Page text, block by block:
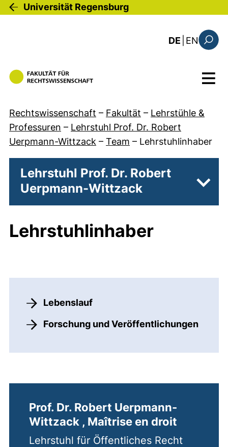
Direkt zum Inhalt
Universität Regensburg
DE EN: this
Menü
Rechtswissenschaft – Fakultät – Lehrstühle &
Professuren – Lehrstuhl Prof. Dr. Robert
Uerpmann-Wittzack – Team – Lehrstuhlinhaber
Lehrstuhl Prof. Dr. Robert
Uerpmann-Wittzack
Lehrstuhlinhaber
Lebenslauf
Forschung und Veröffentlichungen
Prof. Dr. Robert Uerpmann-
Wittzack , Maîtrise en droit
Lehrstuhl für Öffentliches Recht